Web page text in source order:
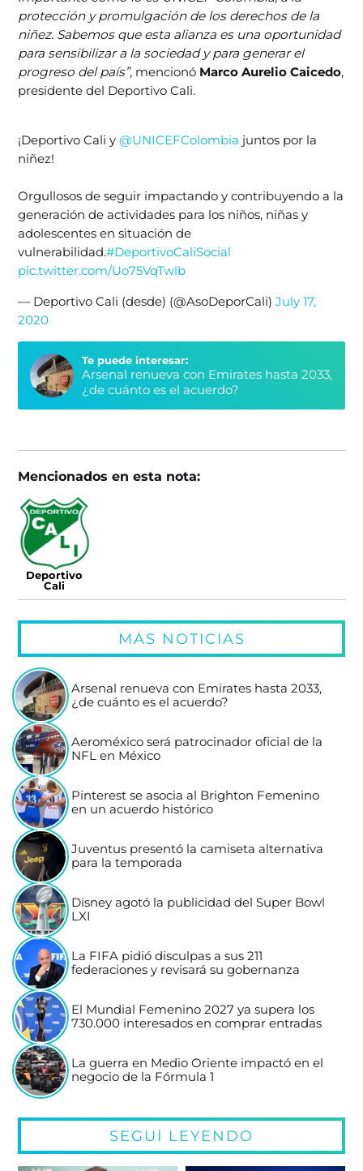
protección y promulgación de los derechos de la
niñez. Sabemos que esta alianza es una oportunidad
para sensibilizar a la sociedad y para generar el
progreso del país”, mencionó Marco Aurelio Caicedo,
presidente del Deportivo Cali.
¡Deportivo Cali y@UNICEFColombia juntos por la
niñez!
Orgullosos de seguir impactando y contribuyendo a la
generación de actividades para los niños, niñas y
adolescentes en situación de
vulnerabilidad.#DeportivoCaliSocial
pic.twitter.com/Uo75VqTwlb
— Deportivo Cali (desde) (@AsoDeporCali)July 17,
2020
Te puede interesar:
Arsenal renueva con Emirates hasta 2033,
¿de cuánto es el acuerdo?
Mencionados en esta nota:
Deportivo
Cali
MÁS NOTICIAS
Arsenal renueva con Emirates hasta 2033,
¿de cuánto es el acuerdo?
Aeroméxico será patrocinador oficial de la
NFL en México
Pinterest se asocia al Brighton Femenino
en un acuerdo histórico
Juventus presentó la camiseta alternativa
para la temporada
Disney agotó la publicidad del Super Bowl
LXI
La FIFA pidió disculpas a sus 211
federaciones y revisará su gobernanza
El Mundial Femenino 2027 ya supera los
730.000 interesados en comprar entradas
La guerra en Medio Oriente impactó en el
negocio de la Fórmula 1
SEGUÍ LEYENDO